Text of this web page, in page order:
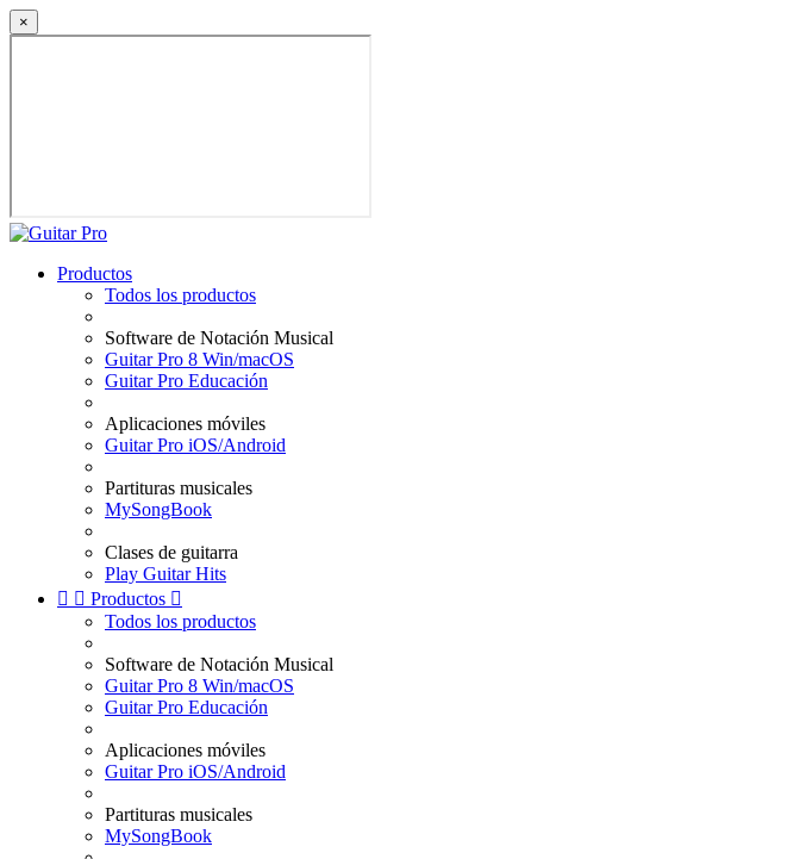
×
Productos
Todos los productos
Software de Notación Musical
Guitar Pro 8 Win/macOS
Guitar Pro Educación
Aplicaciones móviles
Guitar Pro iOS/Android
Partituras musicales
MySongBook
Clases de guitarra
Play Guitar Hits
  Productos 
Todos los productos
Software de Notación Musical
Guitar Pro 8 Win/macOS
Guitar Pro Educación
Aplicaciones móviles
Guitar Pro iOS/Android
Partituras musicales
MySongBook